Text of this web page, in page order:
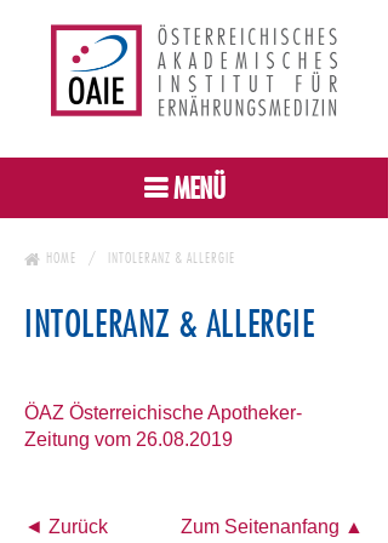
MENÜ
HOME INTOLERANZ & ALLERGIE
INTOLERANZ & ALLERGIE
ÖAZ Österreichische Apotheker-
Zeitung vom 26.08.2019
◄ Zurück Zum Seitenanfang ▲